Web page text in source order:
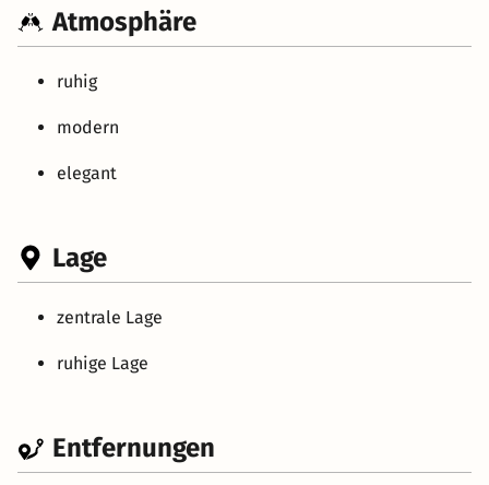
Atmosphäre
ruhig
modern
elegant
Lage
zentrale Lage
ruhige Lage
Entfernungen